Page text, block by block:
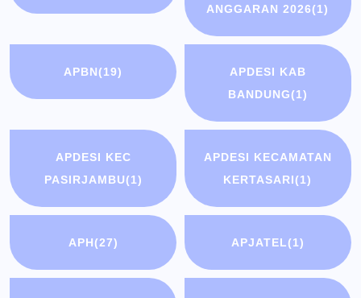
ANGGARAN 2026(1)
APBN(19)
APDESI KAB
BANDUNG(1)
APDESI KEC
PASIRJAMBU(1)
APDESI KECAMATAN
KERTASARI(1)
APH(27) APJATEL(1)